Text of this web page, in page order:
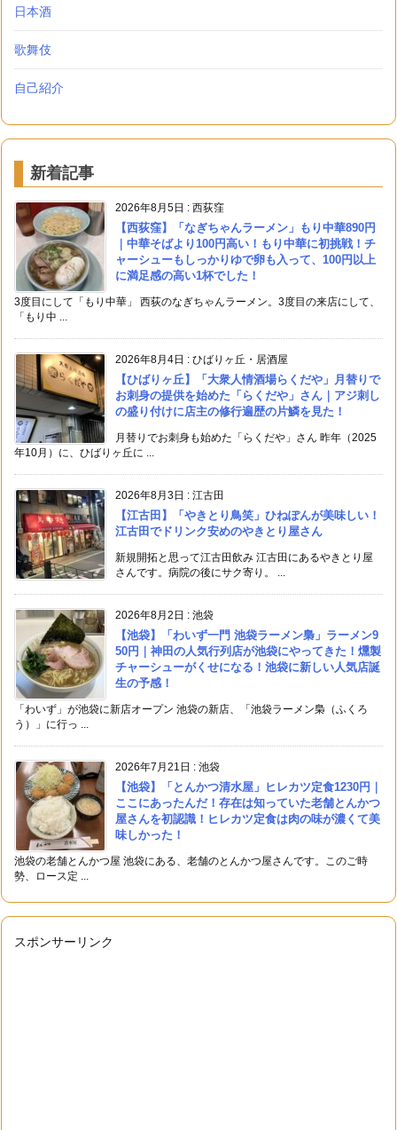
日本酒
歌舞伎
自己紹介
新着記事
2026年8月5日 : 西荻窪
【西荻窪】「なぎちゃんラーメン」もり中華890円
｜中華そばより100円高い！もり中華に初挑戦！チ
ャーシューもしっかりゆで卵も入って、100円以上
に満足感の高い1杯でした！
3度目にして「もり中華」 西荻のなぎちゃんラーメン。3度目の来店にして、
「もり中 ...
2026年8月4日 : ひばりヶ丘・居酒屋
【ひばりヶ丘】「大衆人情酒場らくだや」月替りで
お刺身の提供を始めた「らくだや」さん｜アジ刺し
の盛り付けに店主の修行遍歴の片鱗を見た！
月替りでお刺身も始めた「らくだや」さん 昨年（2025
年10月）に、ひばりヶ丘に ...
2026年8月3日 : 江古田
【江古田】「やきとり鳥笑」ひねぽんが美味しい！
江古田でドリンク安めのやきとり屋さん
新規開拓と思って江古田飲み 江古田にあるやきとり屋
さんです。病院の後にサク寄り。 ...
2026年8月2日 : 池袋
【池袋】「わいず一門 池袋ラーメン梟」ラーメン9
50円｜神田の人気行列店が池袋にやってきた！燻製
チャーシューがくせになる！池袋に新しい人気店誕
生の予感！
「わいず」が池袋に新店オープン 池袋の新店、「池袋ラーメン梟（ふくろ
う）」に行っ ...
2026年7月21日 : 池袋
【池袋】「とんかつ清水屋」ヒレカツ定食1230円｜
ここにあったんだ！存在は知っていた老舗とんかつ
屋さんを初認識！ヒレカツ定食は肉の味が濃くて美
味しかった！
池袋の老舗とんかつ屋 池袋にある、老舗のとんかつ屋さんです。このご時
勢、ロース定 ...
スポンサーリンク